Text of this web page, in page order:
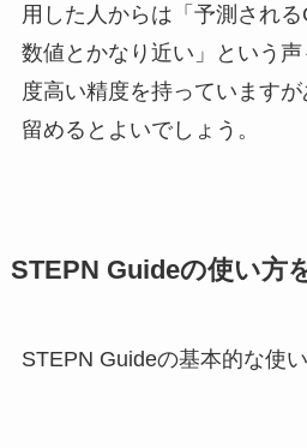
用した人からは「予測され
数値とかなり近い」という
度高い精度を持っています
留めるとよいでしょう。
STEPN Guideの使い方
STEPN Guideの基本的な使